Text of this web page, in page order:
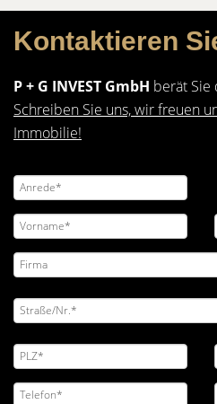
Kontaktieren
P + G INVEST GmbH berät Sie
Schreiben Sie uns, wir freuen
Immobilie!